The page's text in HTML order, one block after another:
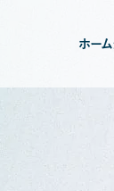
ホーム